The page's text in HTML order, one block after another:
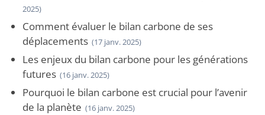
2025)
Comment évaluer le bilan carbone de ses
déplacements (17 janv. 2025)
Les enjeux du bilan carbone pour les générations
futures (16 janv. 2025)
Pourquoi le bilan carbone est crucial pour l’avenir
de la planète (16 janv. 2025)